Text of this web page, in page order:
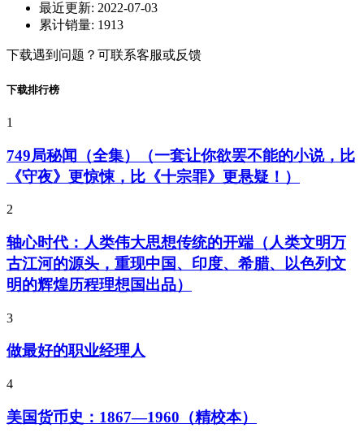
最近更新: 2022-07-03
累计销量: 1913
下载遇到问题？可联系客服或反馈
下载排行榜
1
749局秘闻（全集）（一套让你欲罢不能的小说，比
《守夜》更惊悚，比《十宗罪》更悬疑！）
2
轴心时代：人类伟大思想传统的开端（人类文明万
古江河的源头，重现中国、印度、希腊、以色列文
明的辉煌历程理想国出品）
3
做最好的职业经理人
4
美国货币史：1867—1960（精校本）